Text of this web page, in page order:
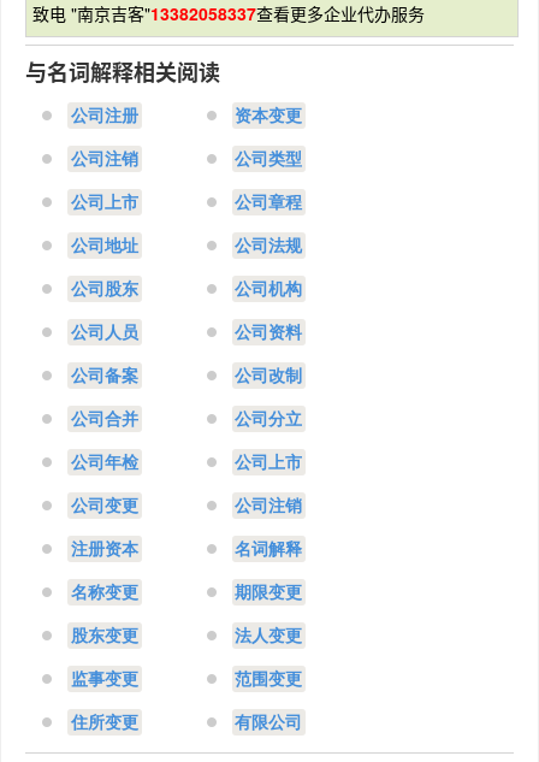
致电 "南京吉客"13382058337查看更多企业代办服务
与名词解释相关阅读
公司注册 资本变更
公司注销 公司类型
公司上市 公司章程
公司地址 公司法规
公司股东 公司机构
公司人员 公司资料
公司备案 公司改制
公司合并 公司分立
公司年检 公司上市
公司变更 公司注销
注册资本 名词解释
名称变更 期限变更
股东变更 法人变更
监事变更 范围变更
住所变更 有限公司